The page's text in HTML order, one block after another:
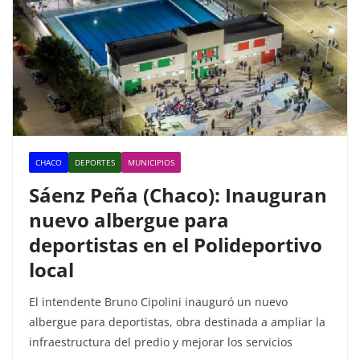
CHACO DEPORTES MUNICIPIOS
Sáenz Peña (Chaco): Inauguran
nuevo albergue para
deportistas en el Polideportivo
local
El intendente Bruno Cipolini inauguró un nuevo
albergue para deportistas, obra destinada a ampliar la
infraestructura del predio y mejorar los servicios